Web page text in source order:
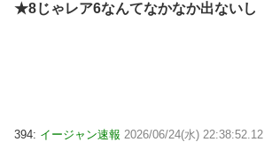
★8じゃレア6なんてなかなか出ないし
394: イージャン速報 2026/06/24(水) 22:38:52.12